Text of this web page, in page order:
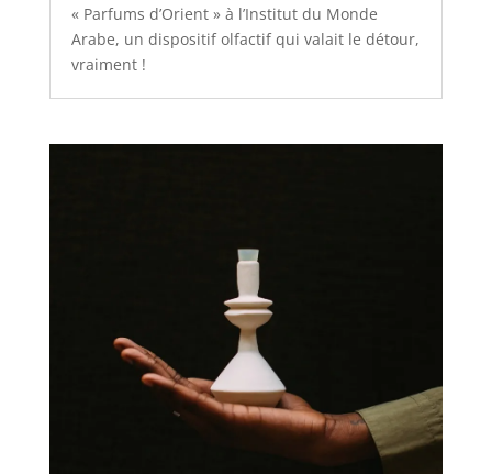
« Parfums d’Orient » à l’Institut du Monde
Arabe, un dispositif olfactif qui valait le détour,
vraiment !